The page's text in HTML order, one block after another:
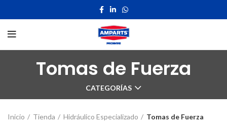
Tomas de Fuerza
CATEGORÍAS
Inicio Tienda Hidráulico Especializado
Tomas de Fuerza